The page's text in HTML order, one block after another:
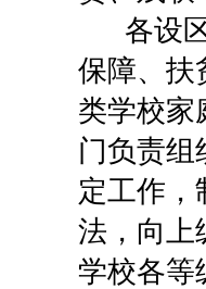
各设
保障、扶
类学校家
门负责组
定工作，
法，向上
学校各等